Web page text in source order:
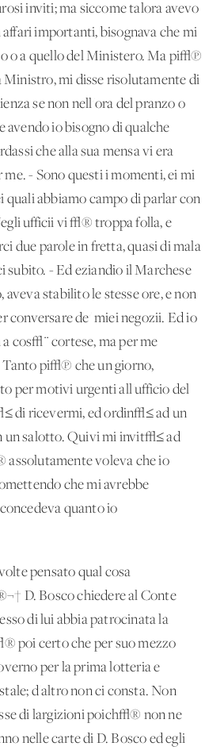
inviti; ma siccome talora avevo
importanti, bisognava che mi
o a quello del Ministero. Ma pi√π
Ministro, mi disse risolutamente di
se non nell'ora del pranzo o
avendo io bisogno di qualche
che alla sua mensa vi era
me. - Sono questi i momenti, ei mi
quali abbiamo campo di parlar con
ufficii vi √® troppa folla, e
due parole in fretta, quasi di mala
subito. - Ed eziandio il Marchese
stabilito le stesse ore, e non
conversare de' miei negozii. Ed io
cos√¨ cortese, ma per me
Tanto pi√π che un giorno,
per motivi urgenti all'ufficio del
di ricevermi, ed ordin√≤ ad un
un salotto. Quivi mi invit√≤ ad
voleva che io
che mi avrebbe
quanto io
pensato qual cosa
D. Bosco chiedere al Conte
di lui abbia patrocinata la
poi certo che per suo mezzo
per la prima lotteria e
d'altro non ci consta. Non
di largizioni poich√® non ne
nelle carte di D. Bosco ed egli